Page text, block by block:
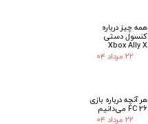
همه چیز درباره
کنسول دستی
Xbox Ally X
۲۲ مرداد ۰۴
هر آنچه درباره بازی
FC 26 می‌دانیم
۲۲ مرداد ۰۴